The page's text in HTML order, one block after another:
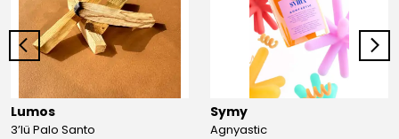
Lumos
3’lü Palo Santo
Symy
Agnyastic